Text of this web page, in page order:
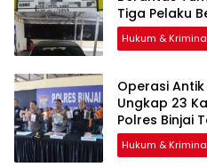
Tiga Pelaku
Diringkus Tim
Hukum &
Operasi
Ungkap 23
Polres Binjai
Narkoba Di
Hukum &